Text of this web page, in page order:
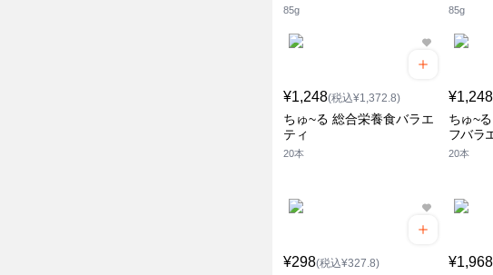
85g 85g
¥1,248(税込¥1,372.8)
ちゅ~る 総合栄養食バラエ
ティ
20本
¥1,248
ちゅ~
フバラ
20本
¥298(税込¥327.8) ¥1,968